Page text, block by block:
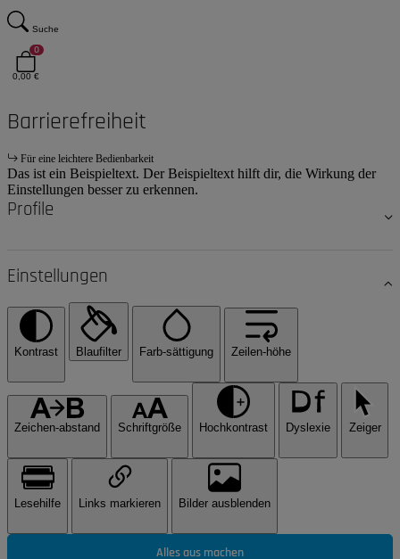
Suche
0
0,00 €
Barrierefreiheit
Für eine leichtere Bedienbarkeit
Das ist ein Beispieltext. Der Beispieltext hilft dir, die Wirkung der
Einstellungen besser zu erkennen.
Profile
Einstellungen
Kontrast Blaufilter Farb-sättigung Zeilen-höhe
Zeichen-abstand Schriftgröße Hochkontrast Dyslexie Zeiger
Lesehilfe Links markieren Bilder ausblenden
Alles aus machen